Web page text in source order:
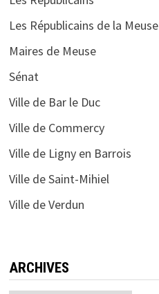
Les Républicains de la Meuse
Maires de Meuse
Sénat
Ville de Bar le Duc
Ville de Commercy
Ville de Ligny en Barrois
Ville de Saint-Mihiel
Ville de Verdun
ARCHIVES